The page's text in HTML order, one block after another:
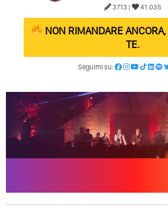
3713 |
41.035
NON RIMANDARE
TE.
Seguimi su: